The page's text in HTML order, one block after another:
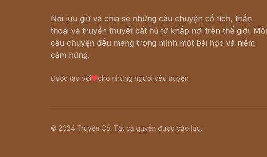
Nơi lưu giữ và chia sẻ những câu chuyện cổ tích, thần
thoại và truyền thuyết bất hủ từ khắp nơi trên thế giới. Mỗi
câu chuyện đều mang trong mình một bài học và niềm
cảm hứng.
Được tạo với cho những người yêu truyện
© 2024 Truyện Cổ. Tất cả quyền được bảo lưu.